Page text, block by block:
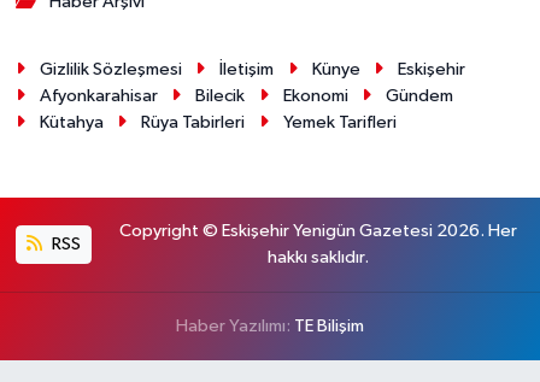
Gizlilik Sözleşmesi İletişim Künye
Eskişehir
Afyonkarahisar
Bilecik Ekonomi
Gündem
Kütahya
Rüya Tabirleri Yemek Tarifleri
RSS
Copyright © Eskişehir Yenigün Gazetesi 2026. Her
hakkı saklıdır.
Haber Yazılımı: TE Bilişim